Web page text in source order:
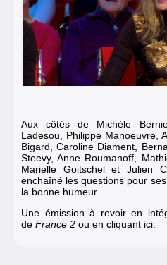
Aux côtés de Michèle
Ladesou, Philippe Manoeuvre,
Bigard, Caroline Diament,
Steevy, Anne Roumanoff,
Marielle Goitschel et Julien
enchaîné les questions pour
la bonne humeur.
Une émission à revoir en
de France 2 ou en cliquant ici.